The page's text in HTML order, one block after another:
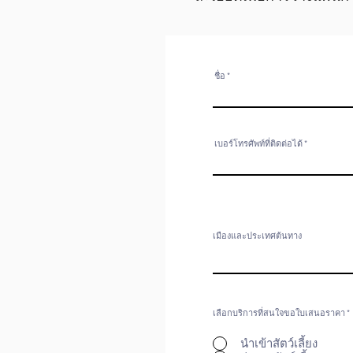
ชื่อ
เบอร์โทรศัพท์ที่ติดต่อได้
เมืองและประเทศต้นทาง
เลือกบริการที่สนใจขอใบเสนอราคา *
นำเข้าสัตว์เลี้ยง